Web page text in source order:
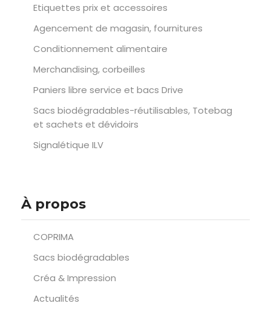
Etiquettes prix et accessoires
Agencement de magasin, fournitures
Conditionnement alimentaire
Merchandising, corbeilles
Paniers libre service et bacs Drive
Sacs biodégradables-réutilisables, Totebag
et sachets et dévidoirs
Signalétique ILV
À propos
COPRIMA
Sacs biodégradables
Créa & Impression
Actualités